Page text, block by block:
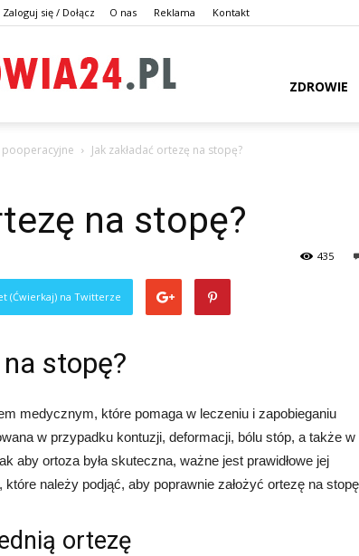
Zaloguj się / Dołącz O nas Reklama Kontakt
ZDROWIE
Jak zakładać ortezę na stopę?
na stopę?
435
(Ćwierkaj) na Twitterze
stopę?
medycznym, które pomaga w leczeniu i zapobieganiu
w przypadku kontuzji, deformacji, bólu stóp, a także w
aby ortoza była skuteczna, ważne jest prawidłowe jej
należy podjąć, aby poprawnie założyć ortezę na
ortezę